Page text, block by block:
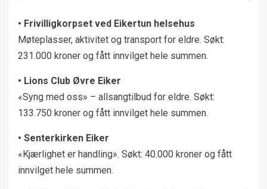
• Frivilligkorpset ved Eikertun helsehus
Møteplasser, aktivitet og transport for eldre. Søkt:
231.000 kroner og fått innvilget hele summen.
• Lions Club Øvre Eiker
«Syng med oss» – allsangtilbud for eldre. Søkt:
133.750 kroner og fått innvilget hele summen.
• Senterkirken Eiker
«Kjærlighet er handling». Søkt: 40.000 kroner og fått
innvilget hele summen.